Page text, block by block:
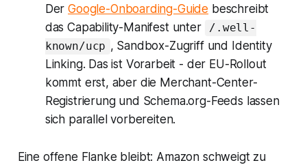
DerGoogle-Onboarding-Guide beschreibt
das Capability-Manifest unter
/.well-
known/ucp , Sandbox-Zugriff und Identity
Linking. Das ist Vorarbeit - der EU-Rollout
kommt erst, aber die Merchant-Center-
Registrierung und Schema.org-Feeds lassen
sich parallel vorbereiten.
Eine offene Flanke bleibt: Amazon schweigt zu